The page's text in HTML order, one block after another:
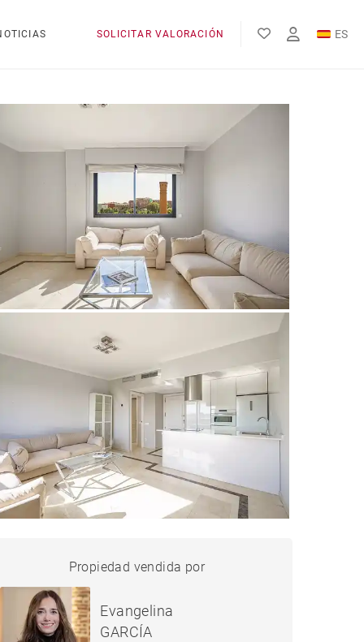
SOLICITAR VALORACIÓN ES
EN
PISO MADRID - 60 M²
Propiedad vendida por
Evangelina
GARCÍA